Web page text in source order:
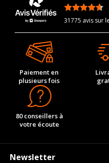
31775 avis sur
Paiement en
plusieurs fois
80 conseillers à
votre écoute
Newsletter